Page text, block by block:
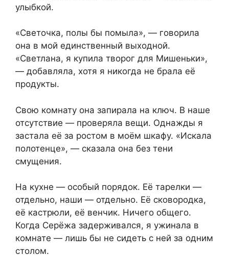
улыбкой.
«Светочка, полы бы помыла», — говорила
она в мой единственный выходной.
«Светлана, я купила творог для Мишеньки»,
— добавляла, хотя я никогда не брала её
продукты.
Свою комнату она запирала на ключ. В наше
отсутствие — проверяла вещи. Однажды я
застала её за ростом в моём шкафу. «Искала
полотенце», — сказала она без тени
смущения.
На кухне — особый порядок. Её тарелки —
отдельно, наши — отдельно. Её сковородка,
её кастрюли, её венчик. Ничего общего.
Когда Серёжа задерживался, я ужинала в
комнате — лишь бы не сидеть с ней за одним
столом.